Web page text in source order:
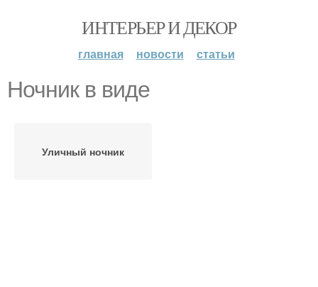
ИНТЕРЬЕР И ДЕКОР
главная новости статьи
Ночник в виде
Уличный ночник